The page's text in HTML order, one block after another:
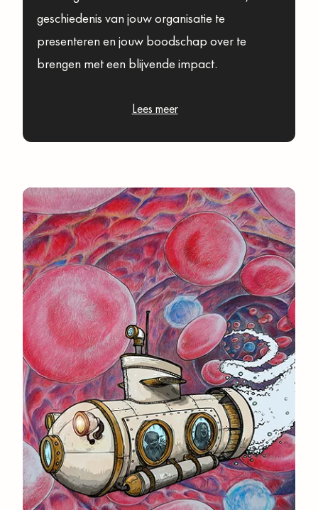
geschiedenis van jouw organisatie te
presenteren en jouw boodschap over te
brengen met een blijvende impact.
Lees meer